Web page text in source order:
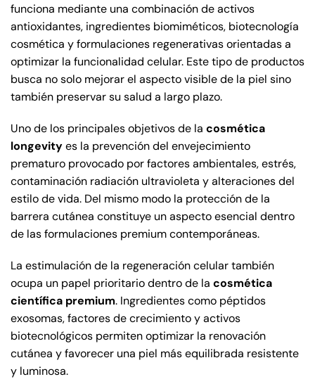
funciona mediante una combinación de activos
antioxidantes, ingredientes biomiméticos, biotecnología
cosmética y formulaciones regenerativas orientadas a
optimizar la funcionalidad celular. Este tipo de productos
busca no solo mejorar el aspecto visible de la piel sino
también preservar su salud a largo plazo.
Uno de los principales objetivos de la cosmética
longevityes la prevención del envejecimiento
prematuro provocado por factores ambientales, estrés,
contaminación radiación ultravioleta y alteraciones del
estilo de vida. Del mismo modo la protección de la
barrera cutánea constituye un aspecto esencial dentro
de las formulaciones premium contemporáneas.
La estimulación de la regeneración celular también
ocupa un papel prioritario dentro de la cosmética
científica premium. Ingredientes como péptidos
exosomas, factores de crecimiento y activos
biotecnológicos permiten optimizar la renovación
cutánea y favorecer una piel más equilibrada resistente
y luminosa.